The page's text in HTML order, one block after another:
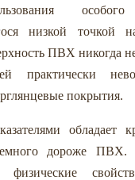
особого
низкой точкой
ПВХ никогда
практически
покрытия.
обладает
дороже
физические